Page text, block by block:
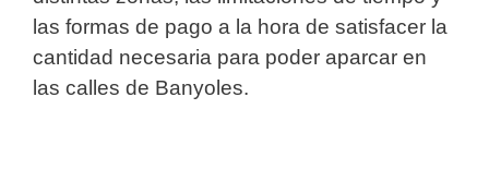
las formas de pago a la hora de satisfacer la
cantidad necesaria para poder aparcar en
las calles de Banyoles.